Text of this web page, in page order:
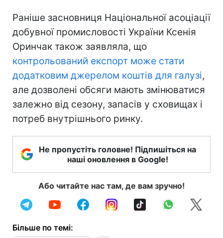
Раніше засновниця Національної асоціації
добувної промисловості України Ксенія
Оринчак також заявляла, що
контрольований експорт може стати
додатковим джерелом коштів для галузі,
але дозволені обсяги мають змінюватися
залежно від сезону, запасів у сховищах і
потреб внутрішнього ринку.
Не пропустіть головне! Підпишіться на
наші оновлення в Google!
Або читайте нас там, де вам зручно!
Більше по темі: